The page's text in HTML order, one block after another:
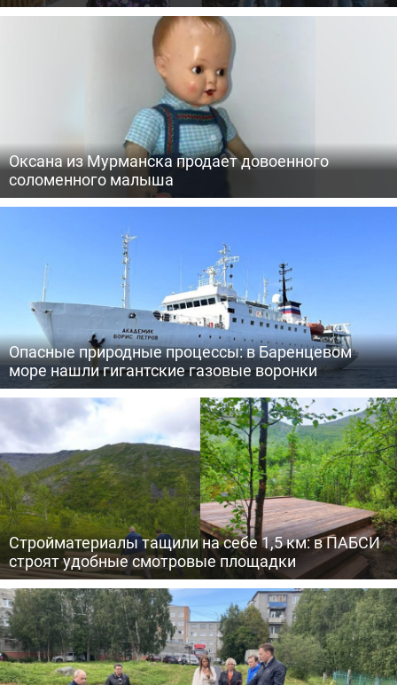
Оксана из Мурманска продает довоенного
соломенного малыша
Опасные природные процессы: в Баренцевом
море нашли гигантские газовые воронки
Стройматериалы тащили на себе 1,5 км: в ПАБСИ
строят удобные смотровые площадки